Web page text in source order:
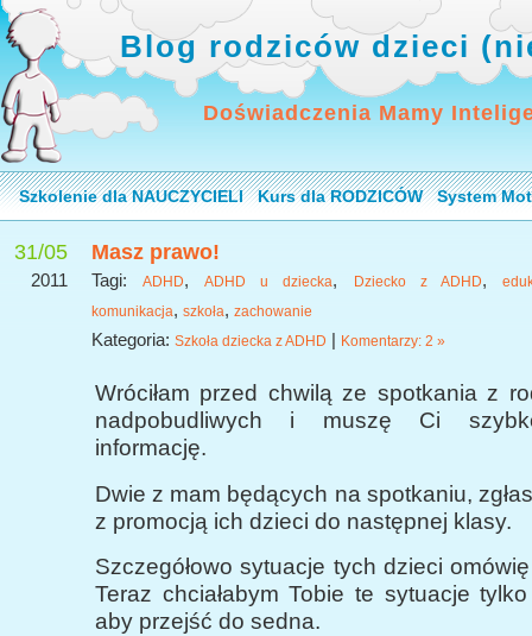
Blog rodziców dzieci
Doświadczenia Mamy
Szkolenie dla NAUCZYCIELI Kurs dla RODZICÓW System
31/05
2011
Masz prawo!
Tagi:ADHD,ADHD u dziecka, Dziecko z ADHD,
komunikacja, szkoła, zachowanie
Kategoria: Szkoła dziecka z ADHD | Komentarzy: 2 »
Wróciłam przed chwilą ze spotkania z
nadpobudliwych i muszę Ci
informację.
Dwie z mam będących na spotkaniu,
z promocją ich dzieci do następnej klasy.
Szczegółowo sytuacje tych dzieci
Teraz chciałabym Tobie te sytuacje
aby przejść do sedna.